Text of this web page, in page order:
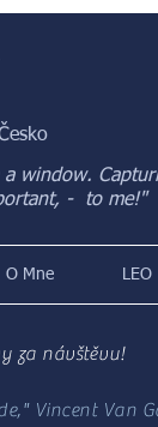
window.
- to me!"
O Mne LEO
za návštěvu!
Vincent Van